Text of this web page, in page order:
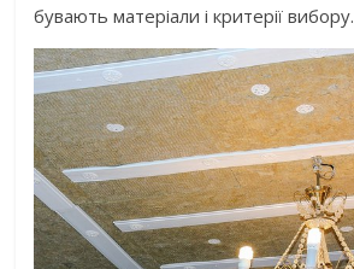
бувають матеріали і критерії вибору.